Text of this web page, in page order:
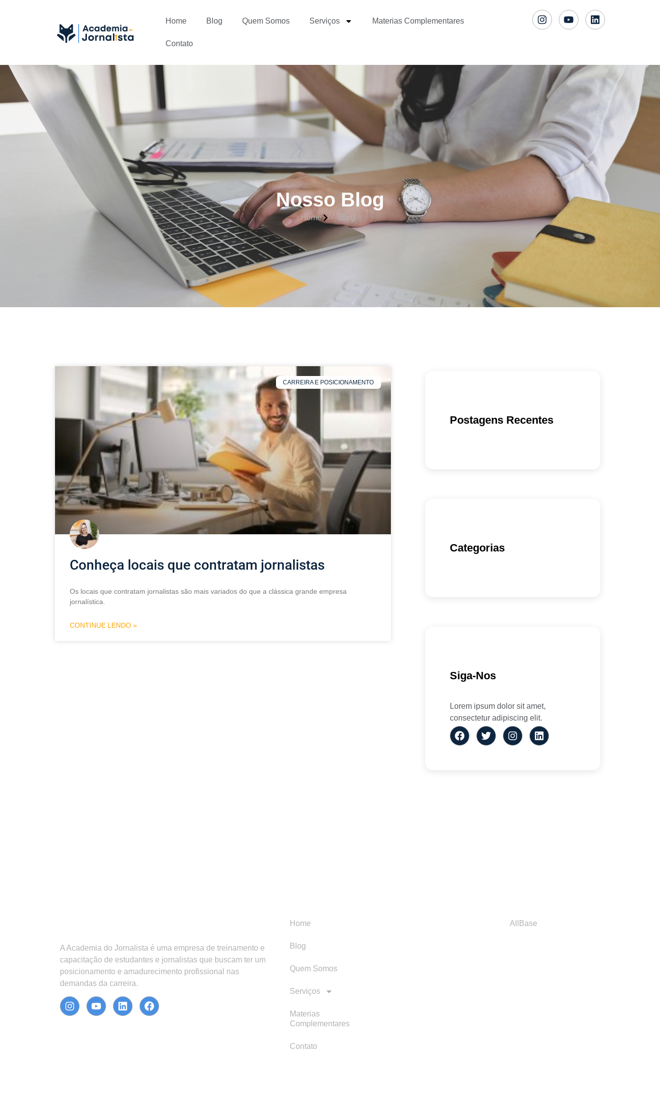
Home Blog Quem Somos Serviços Materias Complementares
Contato
Nosso Blog
Home Blog
CARREIRA E POSICIONAMENTO
Conheça locais que contratam jornalistas
Os locais que contratam jornalistas são mais variados do que a clássica grande empresa
jornalística.
CONTINUE LENDO »
Postagens Recentes
Categorias
Siga-Nos
Lorem ipsum dolor sit amet,
consectetur adipiscing elit.
A Academia do Jornalista é uma empresa de treinamento e
capacitação de estudantes e jornalistas que buscam ter um
posicionamento e amadurecimento profissional nas
demandas da carreira.
Home
Blog
Quem Somos
Serviços
Materias
Complementares
Contato
AllBase